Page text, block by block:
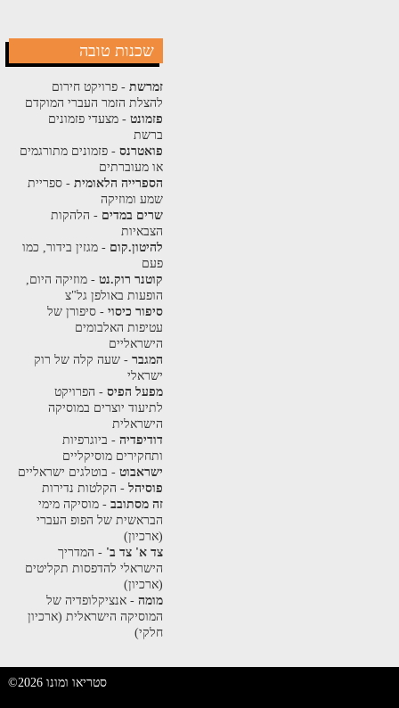
שכנות טובה
זמרשת- פרויקט חירום
להצלת הזמר העברי המוקדם
פזמונט- מצעדי פזמונים
ברשת
פואטרנס- פזמונים מתורגמים
או מעוברתים
הספרייה הלאומית- ספריית
שמע ומוזיקה
שרים במדים - הלהקות
הצבאיות
להיטון.קום - מגזין בידור, כמו
פעם
קוטנר רוק.נט- מוזיקה היום,
הופעות באולפן גל"צ
סיפור כיסוי- סיפורן של
עטיפות האלבומים
הישראליים
המגבר- שעה קלה של רוק
ישראלי
מפעל הפיס- הפרויקט
לתיעוד יוצרים במוסיקה
הישראלית
דודיפדיה- ביוגרפיות
ותחקירים מוסיקליים
ישראבוט- בוטלגים ישראליים
פוסיהל- הקלטות נדירות
זה מסתובב- מוסיקה מימי
הבראשית של הפופ העברי
(ארכיון)
צד א' צד ב' - המדריך
הישראלי להדפסות תקליטים
(ארכיון)
מומה- אנציקלופדיה של
המוסיקה הישראלית (ארכיון
חלקי)
©2026 סטריאו ומונו